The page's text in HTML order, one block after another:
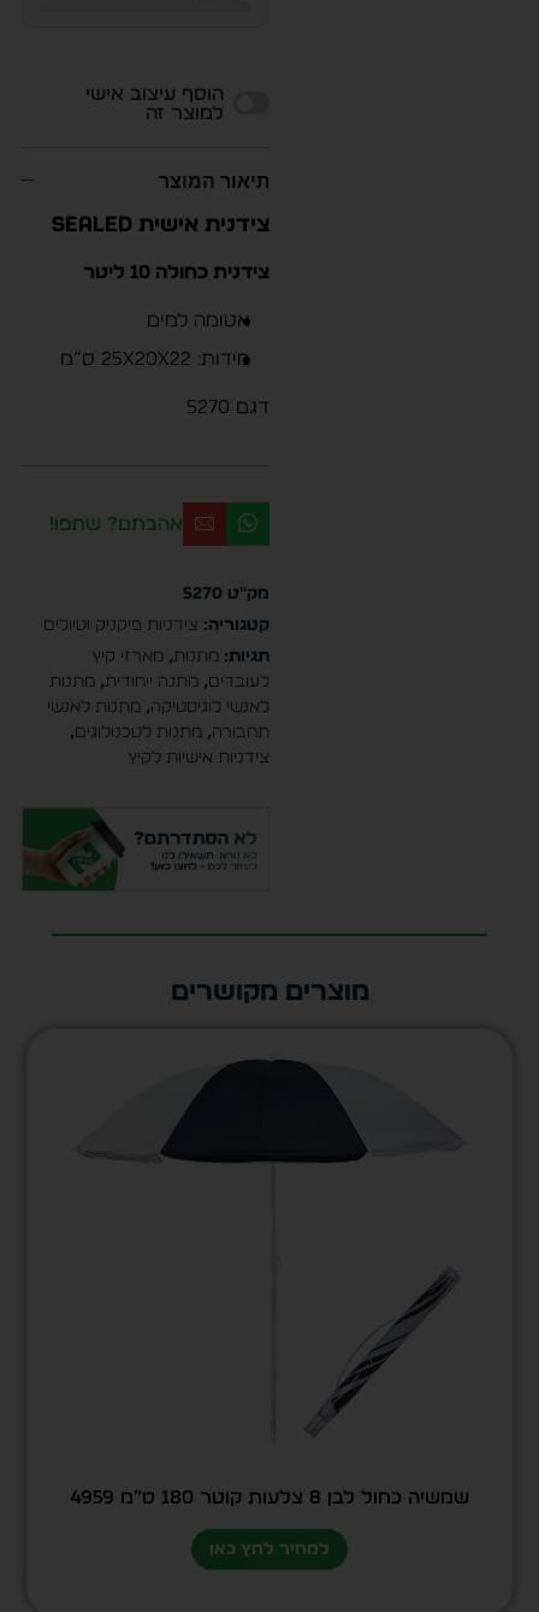
הוסף עיצוב אישי
למוצר זה
תיאור המוצר
צידנית אישית SEALED
צידנית כחולה 10 ליטר
אטומה למים
מידות: 25x20x22 ס”מ
דגם 5270
אהבתם? שתפו!
מק"ט 5270
קטגוריה: צידניות פיקניק וטיולים
תגיות: מתנות, מארזי קיץ
לעובדים, מתנה ייחודית, מתנות
לאנשי לוגיסטיקה, מתנות לאנשי
תחבורה, מתנות לטכנולוגים,
צידניות אישיות לקיץ
מוצרים מקושרים
שמשיה כחול לבן 8 צלעות קוטר 180 ס”מ 4959
למחיר לחץ כאן